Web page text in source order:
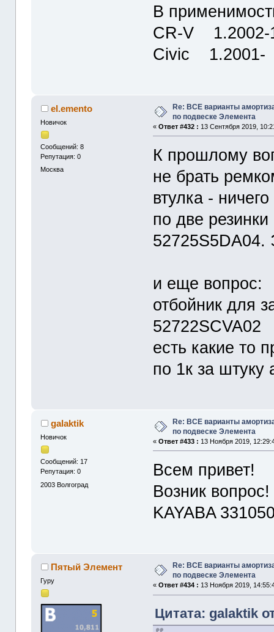
В
CR-V 1.2002-
Civic 1.2001-
el.emento
Новичок
Сообщений: 8
Репутация: 0
Москва
Re: ВСЕ варианты
по подвеске Элемента
«Ответ #432 : 13 Сентября 2019,
К прошлому
не брать
втулка -
по две
и еще вопрос:
отбойник для
52722SCVA02
есть какие то
по 1к за штуку
galaktik
Новичок
Сообщений: 17
Репутация: 0
2003 Волгоград
Re: ВСЕ варианты
по подвеске Элемента
«Ответ #433 : 13 Ноября 2019,
Всем привет!
Возник
KAYABA
Пятый Элемент
Гуру
Re: ВСЕ варианты
по подвеске Элемента
«Ответ #434 : 13 Ноября 2019,
Цитата: galaktik